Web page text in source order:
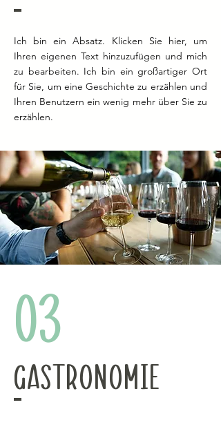
Ich bin ein Absatz. Klicken Sie hier, um
Ihren eigenen Text hinzuzufügen und mich
zu bearbeiten. Ich bin ein großartiger Ort
für Sie, um eine Geschichte zu erzählen und
Ihren Benutzern ein wenig mehr über Sie zu
erzählen.
03
Gastronomie